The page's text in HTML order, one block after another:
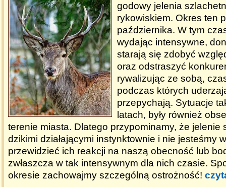
godowy jelenia
rykowiskiem. Okres ten
października. W tym
wydając intensywne,
starają się zdobyć
oraz odstraszyć
rywalizując ze sobą,
podczas których
przepychają. Sytuacje
latach, były również
terenie miasta. Dlatego przypominamy, że jelenie
dzikimi działającymi instynktownie i nie jesteśmy
przewidzieć ich reakcji na naszą obecność lub
zwłaszcza w tak intensywnym dla nich czasie.
okresie zachowajmy szczególną ostrożność!